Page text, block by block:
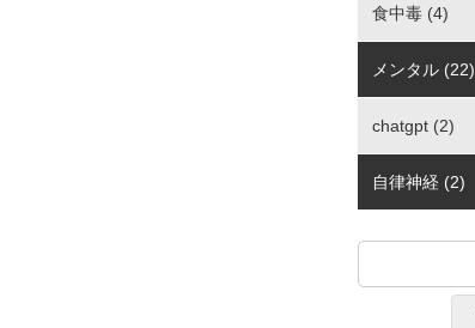
食中毒 (4)
メンタル (22)
chatgpt (2)
自律神経 (2)